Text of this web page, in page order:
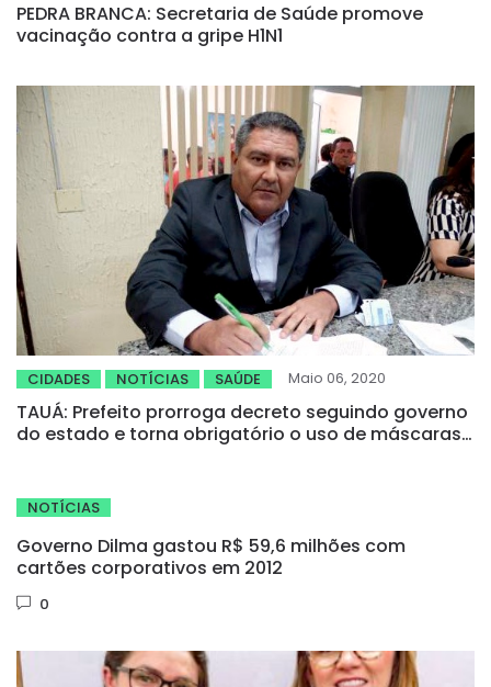
PEDRA BRANCA: Secretaria de Saúde promove
vacinação contra a gripe H1N1
CIDADES NOTÍCIAS SAÚDE Maio 06, 2020
TAUÁ: Prefeito prorroga decreto seguindo governo
do estado e torna obrigatório o uso de máscaras
NOTÍCIAS
Governo Dilma gastou R$ 59,6 milhões com
cartões corporativos em 2012
0